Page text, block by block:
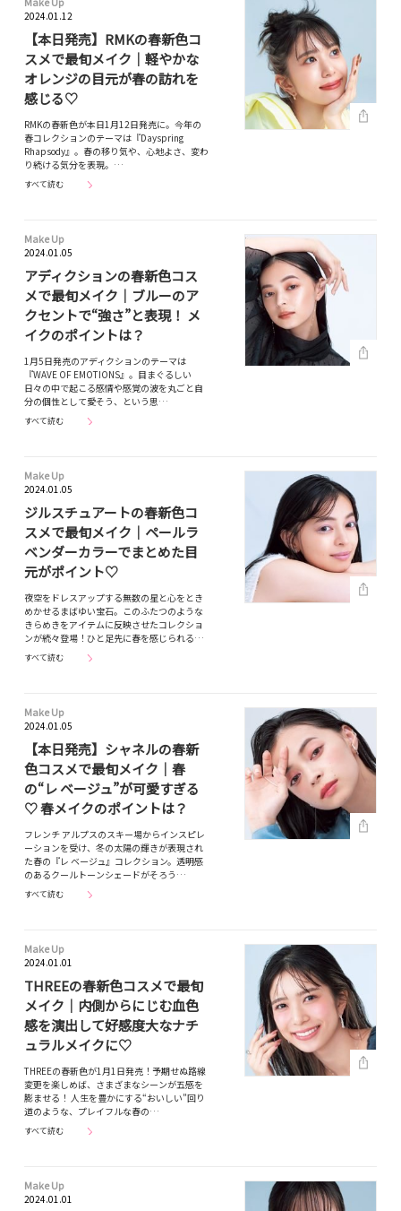
2024.01.12
【本日発売】RMKの春新色コ
スメで最旬メイク｜軽やかな
オレンジの目元が春の訪れを
感じる♡
RMKの春新色が本日1月12日発売に。今年の
春コレクションのテーマは『Dayspring
Rhapsody』。春の移り気や、心地よさ、変わ
り続ける気分を表現。…
すべて読む
Make Up
2024.01.05
アディクションの春新色コス
メで最旬メイク｜ブルーのア
クセントで“強さ”と表現！ メ
イクのポイントは？
1月5日発売のアディクションのテーマは
『WAVE OF EMOTIONS』。目まぐるしい
日々の中で起こる感情や感覚の波を丸ごと自
分の個性として愛そう、という思…
すべて読む
Make Up
2024.01.05
ジルスチュアートの春新色コ
スメで最旬メイク｜ペールラ
ベンダーカラーでまとめた目
元がポイント♡
夜空をドレスアップする無数の星と心をとき
めかせるまばゆい宝石。このふたつのような
きらめきをアイテムに反映させたコレクショ
ンが続々登場！ひと足先に春を感じられる…
すべて読む
Make Up
2024.01.05
【本日発売】シャネルの春新
色コスメで最旬メイク｜春
の“レ ベージュ”が可愛すぎる
♡ 春メイクのポイントは？
フレンチ アルプスのスキー場からインスピレ
ーションを受け、冬の太陽の輝きが表現され
た春の『レ ベージュ』コレクション。透明感
のあるクールトーンシェードがそろう…
すべて読む
Make Up
2024.01.01
THREEの春新色コスメで最旬
メイク｜内側からにじむ血色
感を演出して好感度大なナチ
ュラルメイクに♡
THREEの春新色が1月1日発売！予期せぬ路線
変更を楽しめば、さまざまなシーンが五感を
膨ませる！ 人生を豊かにする“おいしい”回り
道のような、プレイフルな春の…
すべて読む
Make Up
2024.01.01